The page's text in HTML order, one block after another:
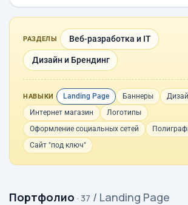
РАЗДЕЛЫ Веб-разработка и IT
Дизайн и Брендинг
НАВЫКИ Landing Page Баннеры
Интернет магазин
Логотипы
Оформление социальных сетей
Сайт "под ключ"
Портфолио · 37 / Landing Page